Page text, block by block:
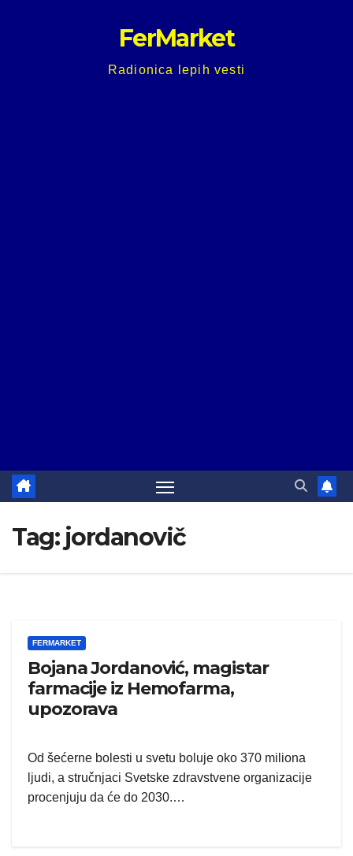
FerMarket
Radionica lepih vesti
Tag: jordanovič
FERMARKET
Bojana Jordanović, magistar
farmacije iz Hemofarma,
upozorava
Od šećerne bolesti u svetu boluje oko 370 miliona
ljudi, a stručnjaci Svetske zdravstvene organizacije
procenjuju da će do 2030.…